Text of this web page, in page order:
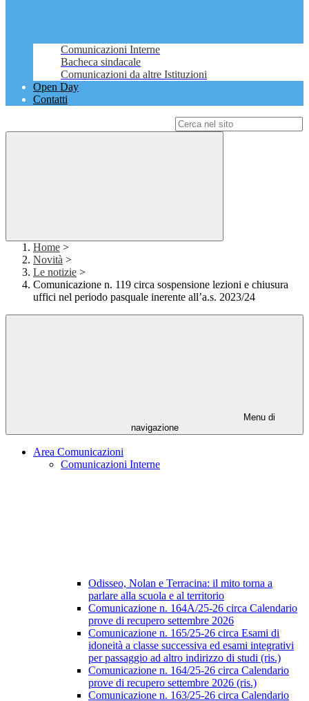
Comunicazioni Interne
Bacheca sindacale
Comunicazioni da altre Istituzioni
Open Day
Contatti
Home >
Novità >
Le notizie >
Comunicazione n. 119 circa sospensione lezioni e chiusura
uffici nel periodo pasquale inerente all’a.s. 2023/24
Menu di
navigazione
Area Comunicazioni
Comunicazioni Interne
Odisseo, Nolan e Terracina: il mito torna a
parlare alla scuola e al territorio
Comunicazione n. 164A/25-26 circa Calendario
prove di recupero settembre 2026
Comunicazione n. 165/25-26 circa Esami di
idoneità a classe successiva ed esami integrativi
per passaggio ad altro indirizzo di studi (ris.)
Comunicazione n. 164/25-26 circa Calendario
prove di recupero settembre 2026 (ris.)
Comunicazione n. 163/25-26 circa Calendario